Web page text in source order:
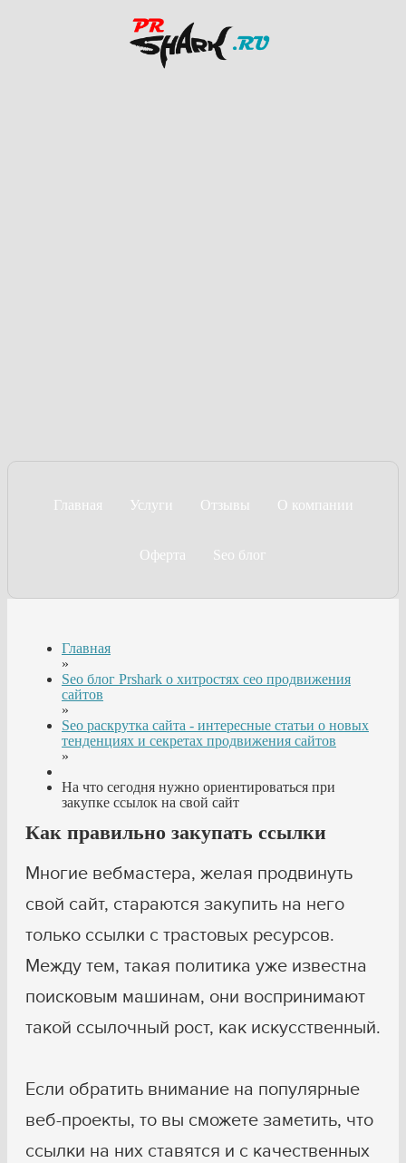
Главная Услуги Отзывы О компании
Оферта Seo блог
Главная
»
Seo блог Prshark о хитростях сео продвижения
сайтов
»
Seo раскрутка сайта - интересные статьи о новых
тенденциях и секретах продвижения сайтов
»
На что сегодня нужно ориентироваться при
закупке ссылок на свой сайт
Как правильно закупать ссылки
Многие вебмастера, желая продвинуть
свой сайт, стараются закупить на него
только ссылки с трастовых ресурсов.
Между тем, такая политика уже известна
поисковым машинам, они воспринимают
такой ссылочный рост, как искусственный.
Если обратить внимание на популярные
веб-проекты, то вы сможете заметить, что
ссылки на них ставятся и с качественных